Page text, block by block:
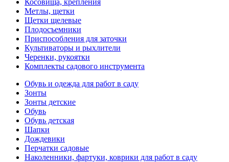
Косовища, крепления
Метлы, щетки
Щетки щелевые
Плодосъемники
Приспособления для заточки
Культиваторы и рыхлители
Черенки, рукоятки
Комплекты садового инструмента
Обувь и одежда для работ в саду
Зонты
Зонты детские
Обувь
Обувь детская
Шапки
Дождевики
Перчатки садовые
Наколенники, фартуки, коврики для работ в саду